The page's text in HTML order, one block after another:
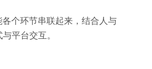
个环节串联起来，结合人与
平台交互。